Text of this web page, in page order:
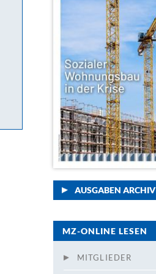
AUSGABEN ARCHIV
MZ-ONLINE LESEN
MITGLIEDER